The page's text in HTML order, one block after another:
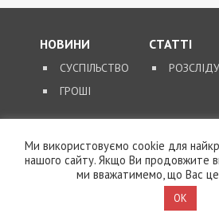
НОВИНИ
СУСПІЛЬСТВО
ГРОШІ
СТАТТІ
КОНТАКТИ
Ми використовуємо cookie для
нашого сайту. Якщо Ви продовжите
ми вважатимемо, що Вас
OK